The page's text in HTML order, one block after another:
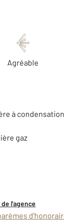
Agréable
à
gaz
l'agence